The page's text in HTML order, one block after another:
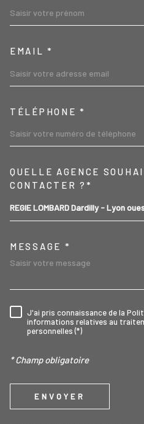
EMAIL *
TÉLÉPHONE *
QUELLE AGENCE
CONTACTER ?*
REGIE LOMBARD Dardilly - Lyon
MESSAGE *
J'ai pris connaissance de la
informations relatives au
personnelles (*)
* Champ obligatoire
ENVOYER